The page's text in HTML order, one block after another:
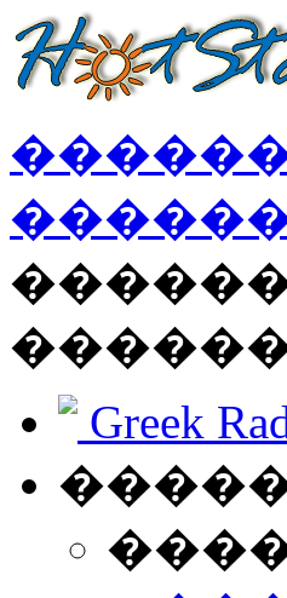
Greek